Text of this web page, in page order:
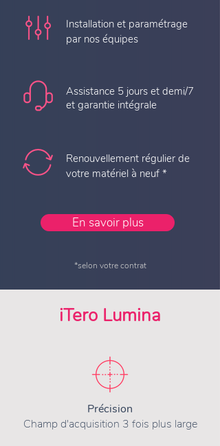
Installation et paramétrage
par nos équipes
Assistance 5 jours et demi/7
et garantie intégrale
Renouvellement régulier de
votre matériel à neuf *
En savoir plus
*selon votre contrat
iTero Lumina
Précision
Champ d'acquisition 3 fois plus large